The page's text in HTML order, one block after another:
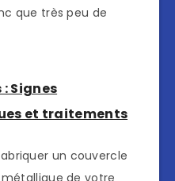
que très peu de
Signes
et traitements
un couvercle